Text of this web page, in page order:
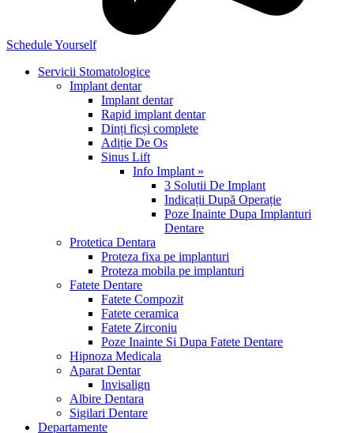
Schedule Yourself
Servicii Stomatologice
Implant dentar
Implant dentar
Rapid implant dentar
Dinți ficși complete
Adiție De Os
Sinus Lift
Info Implant »
3 Solutii De Implant
Indicații După Operație
Poze Inainte Dupa Implanturi
Dentare
Protetica Dentara
Proteza fixa pe implanturi
Proteza mobila pe implanturi
Fatete Dentare
Fatete Compozit
Fatete ceramica
Fatete Zirconiu
Poze Inainte Si Dupa Fatete Dentare
Hipnoza Medicala
Aparat Dentar
Invisalign
Albire Dentara
Sigilari Dentare
Departamente